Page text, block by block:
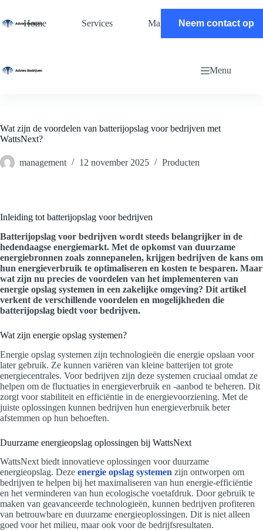
de
Home Services Magazine Contact
Neem contact op
Menu
Wat zijn de voordelen van batterijopslag voor bedrijven met
WattsNext?
management 12 november 2025 Producten
Inleiding tot batterijopslag voor bedrijven
Batterijopslag voor bedrijven wordt steeds belangrijker in de
hedendaagse energiemarkt. Met de opkomst van duurzame
energiebronnen zoals zonnepanelen, krijgen bedrijven de kans om
hun energieverbruik te optimaliseren en kosten te besparen. Maar
wat zijn nu precies de voordelen van het implementeren van
energie opslag systemen in een zakelijke omgeving? Dit artikel
verkent de verschillende voordelen en mogelijkheden die
batterijopslag biedt voor bedrijven.
Wat zijn energie opslag systemen?
Energie opslag systemen zijn technologieën die energie opslaan voor
later gebruik. Ze kunnen variëren van kleine batterijen tot grote
energiecentrales. Voor bedrijven zijn deze systemen cruciaal omdat ze
helpen om de fluctuaties in energieverbruik en -aanbod te beheren. Dit
zorgt voor stabiliteit en efficiëntie in de energievoorziening. Met de
juiste oplossingen kunnen bedrijven hun energieverbruik beter
afstemmen op hun behoeften.
Duurzame energieopslag oplossingen bij WattsNext
WattsNext biedt innovatieve oplossingen voor duurzame
energieopslag. Deze energie opslag systemen zijn ontworpen om
bedrijven te helpen bij het maximaliseren van hun energie-efficiëntie
en het verminderen van hun ecologische voetafdruk. Door gebruik te
maken van geavanceerde technologieën, kunnen bedrijven profiteren
van betrouwbare en duurzame energieoplossingen. Dit is niet alleen
goed voor het milieu, maar ook voor de bedrijfsresultaten.